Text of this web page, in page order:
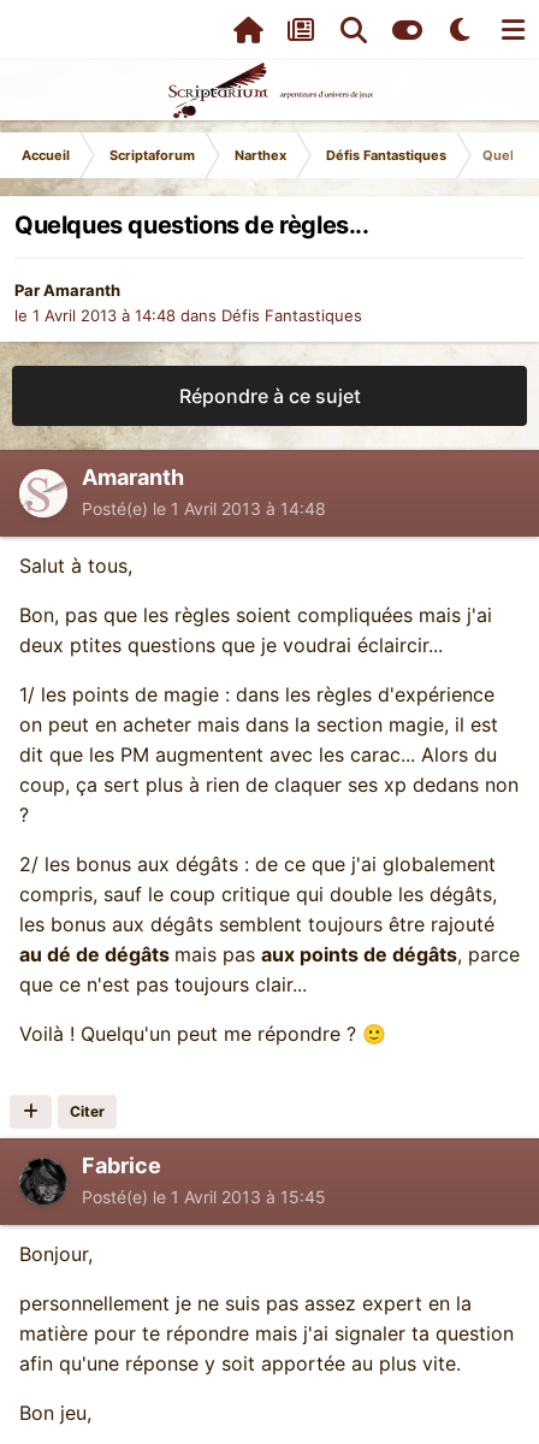
Accueil Scriptaforum Narthex Défis Fantastiques
Quelques questions de règles...
ParAmaranth
le 1 Avril 2013 à 14:48 dans Défis Fantastiques
Répondre à ce sujet
Amaranth
Posté(e) le 1 Avril 2013 à 14:48
Salut à tous,
Bon, pas que les règles soient compliquées mais j'ai
deux ptites questions que je voudrai éclaircir...
1/ les points de magie : dans les règles d'expérience
on peut en acheter mais dans la section magie, il est
dit que les PM augmentent avec les carac... Alors du
coup, ça sert plus à rien de claquer ses xp dedans non
?
2/ les bonus aux dégâts : de ce que j'ai globalement
compris, sauf le coup critique qui double les dégâts,
les bonus aux dégâts semblent toujours être rajouté
au dé de dégâts mais pas aux points de dégâts, parce
que ce n'est pas toujours clair...
Voilà ! Quelqu'un peut me répondre ? 🙂
Citer
Fabrice
Posté(e) le 1 Avril 2013 à 15:45
Bonjour,
personnellement je ne suis pas assez expert en la
matière pour te répondre mais j'ai signaler ta question
afin qu'une réponse y soit apportée au plus vite.
Bon jeu,